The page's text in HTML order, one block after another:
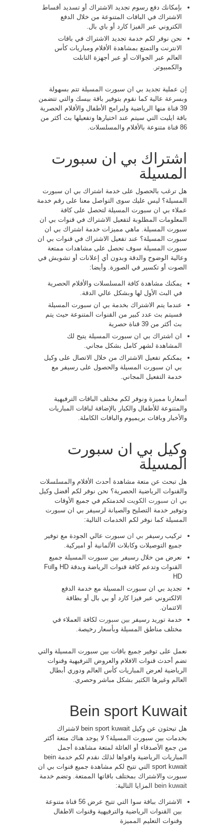
بإمكانك دفع رسوم تجديد الاشتراك أو تسديد أقساط
الاشتراك في الباقات المتنوعة من خلال الدفع
الكتروني عبر الفيزا كارد أو باي بال.
نحن نوفر لكم خدمة تجديد الاشتراك في باقات
الانترنت والتمتع بمشاهدة الأفلام ومباريات كأس
العالم عبر الجوالات أو عبر أجهزة التابلت
والكمبيوتر.
إن عملية تجديد بي ان سبورت المسيلة تتم بسهولة
وبسرعة عالية كما نقوم بتوفير باقة بيسك والتي تتضمن
39 قناة منها الرياضية ولبرامج الأطفال والأفلام الحصرية
باقة ايليت التي سيتم عند اختيارها وتفعيلها بث أكثر من
86 قناة متنوعة بالأفلام والمسلسلات.
اشتراك بي ان سبورت
المسيلة
هل ترغب بالحصول على خدمة اشتراك بي ان سبورت
المسيلة؟ ليس عليك سوى التواصل معنا على رقم خدمة
عملاء بي ان سبورت المسيلة لتحصل على كافة
المعلومات المطلوبة لتفعيل الاشتراك في قنوات بي ان
سبورت المسيلة. ماهي مميزات خدمة اشتراك بي ان
سبورت المسيلة؟ عند تفعيل الاشتراك في قنوات بي ان
سبورت المسيلة سوف تحصل على مشاهدات ممتعة
وعالية الوضوح والدقة وبدون أي إعلانات أو تشويش في
الصوت أو تكسير في الصورة. وأيضا:
يمكنك مشاهدة كافة المسلسلات والأفلام الحصرية
في البث الأول لها وبشكل عالي الدقة.
عندما يتم الاشتراك بخدمة بي ان سبورت المسيلة
فسيتم بث عدد كبير من القنوات المتنوعة حيث يتم
بث أكثر من 39 قناة حصرية
ان اشتراك بي ان سبورت المسيلة يتيح لك
المشاهدة لشهر كامل بشكل مجاني.
يمكنكم تفعيل الاشتراك من خلال الاتصال على وكيل
بي ان سبورت المسيلة والحصول على رسيفر مع
خدمة التفعيل المجاني.
أسعارنا مميزة ونوفر لكم مختلف الباقات الترفيهية
والمتنوعة للأطفال والكبار بالإضافة لباقات المباريات
والأخبار وباقات بريميوم والباقات الكاملة.
وكيل بي ان سبورت
المسيلة
هل تبحث عن متعة مشاهدة أحدث الأفلام والمسلسلات
والقنوات الرياضية الحصرية؟ نحن نوفر لكم أفضل وكيل
بي ان سبورت الكويت لخدمتكم في جميع الأوقات
وتوفير خدمة التصليح والصيانة لرسيفر بي ان سبورت
المسيلة كما نوفر لكم الخدمات التالية:
تركيب رسيفر بي ان سبورت عالي الجودة مع توفير
جميع التوصيلات وكابلات الألمانية أو اميركية.
نعرض من خلال رسيفر بين سبورت المسيلة جميع
القنوات وتدعم كافة قنوات الرياضة وبدقة HD وFull
HD
تجديد بي ان سبورت المسيلة مع خدمة الدفع
الالكتروني عبر فيزا كارد أو بي بال أو بطاقة
الائتمان.
خدمة توريد رسيفر بين سبورت لكافة العملاء في
مختلف مناطق المسيلة وبأسعار رخيصة.
نعمل على توفير جميع باقات بين سبورت المسيلة والتي
تضم أحدث قنوات الافلام والعروض الترفيهية وقنوات
الرياضية لعرض المباريات كأس العالم ودوري أبطال
العالم وغيرها الكثير بشكل مباشر وحصري.
Bein sport Kuwait
هل تبحثون عن وكيل bein sport kuwait لاشتراك
بخدمات بين سبورت المسيلة؟ لا يوجد هناك متعة أكثر
من جمع الأصدقاء أو العائلة لمتعة مشاهدة أجمل
المباريات الرياضية واقواها لذلك نقدم لكم خدمة bein
sport kuwait التي تتيح لكم مشاهدة جميع قنوات بي ان
سبورت والاشتراك بمختلف باقاتها الممتعة. وتضم خدمة
bein kuwait المزايا التالية:
الاشتراك بباقة سوا التي تتيح عرض 56 قناة متنوعة
بين القنوات الرياضية والترفيهية وقنوات الاطفال
وقنوات التعليم المميزة